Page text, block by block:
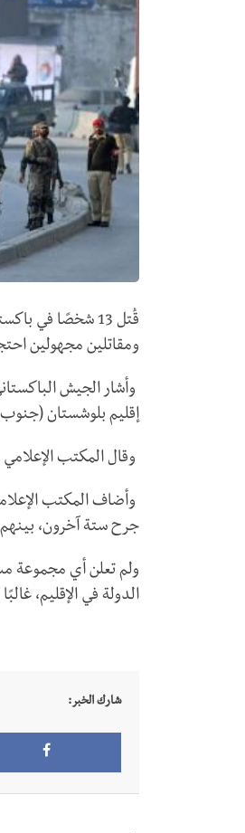
قُتل 13 شخصًا
ومقاتلين مجهولين
وأشار الجيش
إقليم بلوشستان
وقال المكتب
وأضاف المكتب
جرح ستة آخرون، بينهم
ولم تعلن أي مجموعة
الدولة في الإقليم،
شارك الخبر: